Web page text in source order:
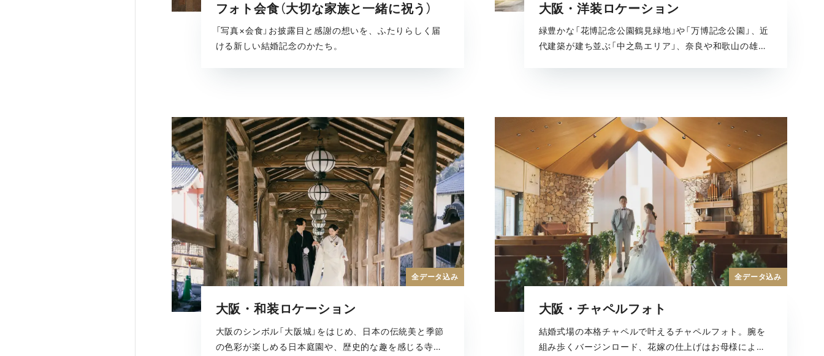
フォト会食（大切な家族と一緒に祝う）
「写真×会食」お披露目と感謝の想いを、ふたりらしく届
ける新しい結婚記念のかたち。
大阪・洋装ロケーション
緑豊かな「花博記念公園鶴見緑地」や「万博記念公園」、近
代建築が建ち並ぶ「中之島エリア」、奈良や和歌山の雄大
大阪・和装ロケーション
大阪のシンボル「大阪城」をはじめ、日本の伝統美と季節
の色彩が楽しめる日本庭園や、歴史的な趣を感じる寺社
全データ込み
大阪・チャペルフォト
結婚式場の本格チャペルで叶えるチャペルフォト。腕を
組み歩くバージンロード、花嫁の仕上げはお母様による
全データ込み